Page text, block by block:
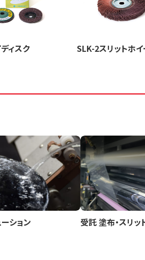
ィスク SLK-2スリットホ
ション 受託 塗布・スリッ